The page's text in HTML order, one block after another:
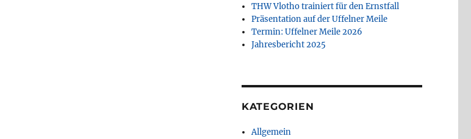
THW Vlotho trainiert für den Ernstfall
Präsentation auf der Uffelner Meile
Termin: Uffelner Meile 2026
Jahresbericht 2025
KATEGORIEN
Allgemein